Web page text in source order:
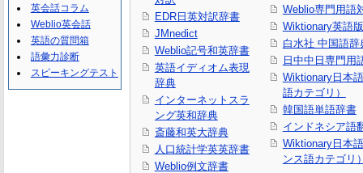
EDR日英対訳辞書
JMnedict
Weblio記号和英辞書
英語イディオム表現
辞典
インターネットスラ
ング英和辞典
斎藤和英大辞典
人口統計学英英辞書
Weblio例文辞書
Weblio専門用語
Wiktionary英語版
白水社 中国語辞
日中中日専門用
Wiktionary日本
語カテゴリ）
韓国語単語辞書
インドネシア語
Wiktionary日本
ンス語カテゴリ
英会話コラム
Weblio英会話
英語の質問箱
語彙力診断
スピーキングテスト